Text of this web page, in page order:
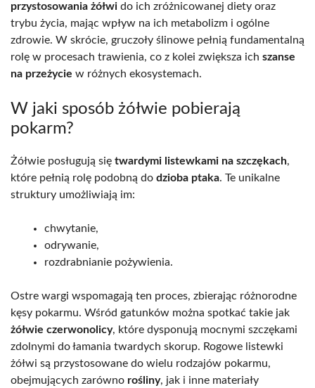
przystosowania żółwi do ich zróżnicowanej diety oraz
trybu życia, mając wpływ na ich metabolizm i ogólne
zdrowie. W skrócie, gruczoły ślinowe pełnią fundamentalną
rolę w procesach trawienia, co z kolei zwiększa ich szanse
na przeżycie w różnych ekosystemach.
W jaki sposób żółwie pobierają
pokarm?
Żółwie posługują się twardymi listewkami na szczękach,
które pełnią rolę podobną do dzioba ptaka. Te unikalne
struktury umożliwiają im:
chwytanie,
odrywanie,
rozdrabnianie pożywienia.
Ostre wargi wspomagają ten proces, zbierając różnorodne
kęsy pokarmu. Wśród gatunków można spotkać takie jak
żółwie czerwonolicy, które dysponują mocnymi szczękami
zdolnymi do łamania twardych skorup. Rogowe listewki
żółwi są przystosowane do wielu rodzajów pokarmu,
obejmujących zarówno rośliny, jak i inne materiały